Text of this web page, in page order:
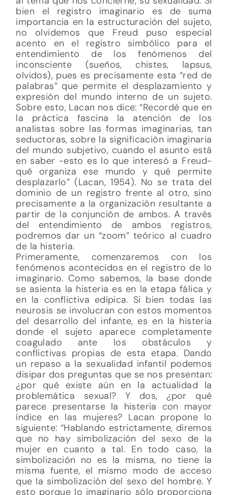
bien el registro imaginario es de suma
importancia en la estructuración del sujeto,
no olvidemos que Freud puso especial
acento en el registro simbólico para el
entendimiento de los fenómenos del
inconsciente (sueños, chistes, lapsus,
olvidos), pues es precisamente esta “red de
palabras” que permite el desplazamiento y
expresión del mundo interno de un sujeto.
Sobre esto, Lacan nos dice: “Recordé que en
la práctica fascina la atención de los
analistas sobre las formas imaginarias, tan
seductoras, sobre la significación imaginaria
del mundo subjetivo, cuando el asunto está
en saber -esto es lo que interesó a Freud-
qué organiza ese mundo y qué permite
desplazarlo” (Lacan, 1954). No se trata del
dominio de un registro frente al otro, sino
precisamente a la organización resultante a
partir de la conjunción de ambos. A través
del entendimiento de ambos registros,
podremos dar un “zoom” teórico al cuadro
de la histeria.
Primeramente, comenzaremos con los
fenómenos acontecidos en el registro de lo
imaginario. Como sabemos, la base donde
se asienta la histeria es en la etapa fálica y
en la conflictiva edípica. Si bien todas las
neurosis se involucran con estos momentos
del desarrollo del infante, es en la histeria
donde el sujeto aparece completamente
coagulado ante los obstáculos y
conflictivas propias de esta etapa. Dando
un repaso a la sexualidad infantil podemos
disipar dos preguntas que se nos presentan:
¿por qué existe aún en la actualidad la
problemática sexual? Y dos, ¿por qué
parece presentarse la histeria con mayor
índice en las mujeres? Lacan propone lo
siguiente: “Hablando estrictamente, diremos
que no hay simbolización del sexo de la
mujer en cuanto a tal. En todo caso, la
simbolización no es la misma, no tiene la
misma fuente, el mismo modo de acceso
que la simbolización del sexo del hombre. Y
esto porque lo imaginario sólo proporciona